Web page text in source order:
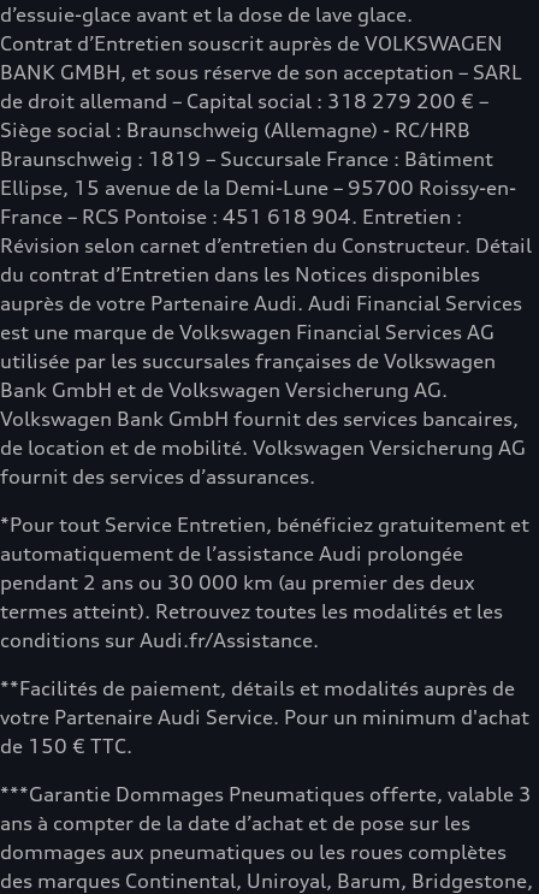
d’essuie-glace avant et la dose de lave glace.
Contrat d’Entretien souscrit auprès de VOLKSWAGEN
BANK GMBH, et sous réserve de son acceptation – SARL
de droit allemand – Capital social : 318 279 200 € –
Siège social : Braunschweig (Allemagne) - RC/HRB
Braunschweig : 1819 – Succursale France : Bâtiment
Ellipse, 15 avenue de la Demi-Lune – 95700 Roissy-en-
France – RCS Pontoise : 451 618 904. Entretien :
Révision selon carnet d’entretien du Constructeur. Détail
du contrat d’Entretien dans les Notices disponibles
auprès de votre Partenaire Audi. Audi Financial Services
est une marque de Volkswagen Financial Services AG
utilisée par les succursales françaises de Volkswagen
Bank GmbH et de Volkswagen Versicherung AG.
Volkswagen Bank GmbH fournit des services bancaires,
de location et de mobilité. Volkswagen Versicherung AG
fournit des services d’assurances.
*Pour tout Service Entretien, bénéficiez gratuitement et
automatiquement de l’assistance Audi prolongée
pendant 2 ans ou 30 000 km (au premier des deux
termes atteint). Retrouvez toutes les modalités et les
conditions sur Audi.fr/Assistance.
**Facilités de paiement, détails et modalités auprès de
votre Partenaire Audi Service. Pour un minimum d'achat
de 150 € TTC.
***Garantie Dommages Pneumatiques offerte, valable 3
ans à compter de la date d’achat et de pose sur les
dommages aux pneumatiques ou les roues complètes
des marques Continental, Uniroyal, Barum, Bridgestone,